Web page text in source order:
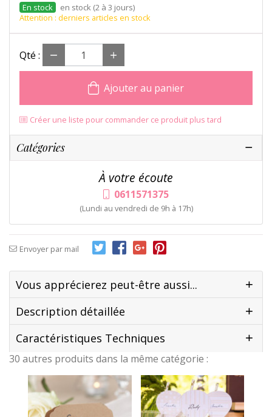
en stock (2 à 3 jours)
Attention : derniers articles en stock
Qté :
Ajouter au panier
Créer une liste pour commander ce produit plus tard
Catégories
À votre écoute
0611571375
(Lundi au vendredi de 9h à 17h)
Envoyer par mail
Vous apprécierez peut-être aussi...
Description détaillée
Caractéristiques Techniques
30 autres produits dans la même catégorie :